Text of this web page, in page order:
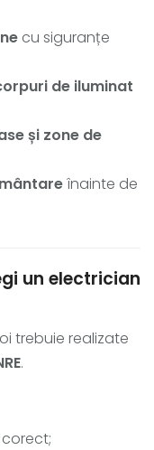
cu siguranțe
de iluminat
și zone de
înainte de
un electrician
trebuie realizate
.